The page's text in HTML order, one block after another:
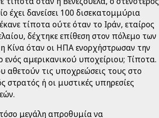
έχει δανείσει 100 δισεκατομμύρια
τίποτα ούτε όταν το Ιράν, εταίρος
δέχτηκε επίθεση στον πόλεμο των
η Κίνα όταν οι ΗΠΑ ενορχήστρωσαν την
αμερικανικού υποχείριου; Τίποτα.
τις υποχρεώσεις τους στο
στρατός ή οι μυστικές υπηρεσίες
τόσο μεγάλη απροθυμία να